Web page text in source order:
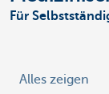
Für
Alles zeigen